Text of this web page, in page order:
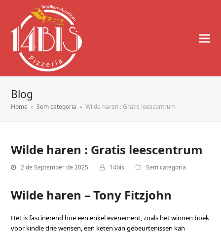
Blog
Home » Sem categoria » Wilde haren : Gratis leescentrum
Wilde haren : Gratis leescentrum
2 de September de 2025 14bis Sem categoria
Wilde haren – Tony Fitzjohn
Het is fascinerend hoe een enkel evenement, zoals het winnen boek
voor kindle drie wensen, een keten van gebeurtenissen kan